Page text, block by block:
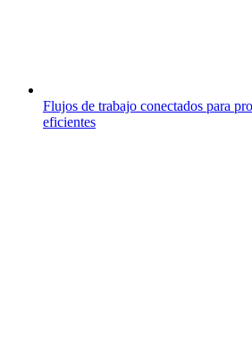
Flujos de trabajo conectados para
eficientes